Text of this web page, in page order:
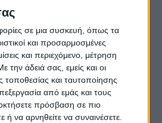
σε μια συσκευή, όπως τα
και προσαρμοσμένες
και περιεχόμενο, μέτρηση
την άδειά σας, εμείς και οι
τοποθεσίας και ταυτοποίησης
από εμάς και τους
πρόσβαση σε πιο
ή να αρνηθείτε να συναινέσετε.